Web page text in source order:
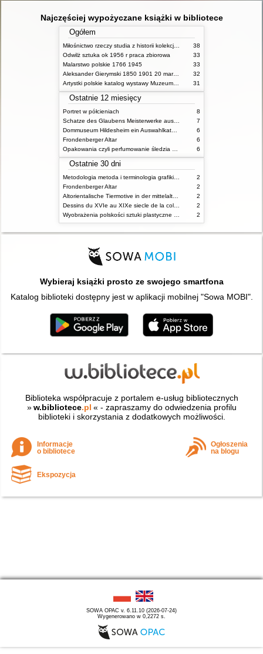
Najczęściej wypożyczane książki w bibliotece
Ogółem
Miłośnictwo rzeczy studia z historii kolekcjonerstwa na ziemiach polskich w XIX wieku materiały konferencji zorganizowanej w 2012 roku przez Instytut Historii Sztuki Uniwersytetu im Adama Mickiewicza w Poznaniu oraz Poznańskie Towarzystwo Przyjaciół Nauk przy wsparciu Ministerstwa Kultury i Dziedzictwa Narodowego i Fundacji Zakłady Kórnickie
38
Odwilż sztuka ok 1956 r praca zbiorowa
33
Malarstwo polskie 1766 1945
33
Aleksander Gierymski 1850 1901 20 marca 10 sierpnia 2014 Muzeum Narodowe w Warszawie
32
Artystki polskie katalog wystawy Muzeum Narodowe w Warszawie
31
Ostatnie 12 miesięcy
Portret w półcieniach
8
Schatze des Glaubens Meisterwerke aus dem Dom Museum Hildesheim und dem Kunstgewerbemuseum Berlin Ausstellung im Bode Museum 30 September 2010 bis 30 September 2012
7
Dommuseum Hildesheim ein Auswahlkatalog
6
Frondenberger Altar
6
Opakowania czyli perfumowanie śledzia o grafice reklamie i handlu w PRL u
6
Ostatnie 30 dni
Metodologia metoda i terminologia grafiki i rysunku teoria i praktyka
2
Frondenberger Altar
2
Altorientalische Tiermotive in der mittelalterlichen Kunst des Orients und Europas
2
Dessins du XVIe au XIXe siecle de la collection du Musee des Arts Decoratifs de Lyon salle d'exposition temporaire du Musee Historique des Tissus decembre 1984 mars 1985
2
Wyobrażenia polskości sztuki plastyczne II Rzeczpospolitej w perspektywie społecznej historii kultury
2
Wybieraj książki prosto ze swojego smartfona
Katalog biblioteki dostępny jest w aplikacji mobilnej "Sowa MOBI".
Biblioteka współpracuje z portalem e-usług bibliotecznych
» w.bibliotece.pl « - zapraszamy do odwiedzenia profilu
biblioteki i skorzystania z dodatkowych możliwości.
Informacje
o bibliotece
Ogłoszenia
na blogu
Ekspozycja
SOWA OPAC v. 6.11.10 (2026-07-24)
Wygenerowano w 0,2272 s.